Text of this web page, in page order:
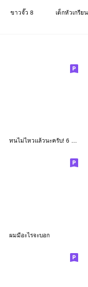
ขาวจั๊ว 8 เด็กหัวเกรีย
ทนไม่ไหวแล้วนะครับ! 6 : ยิ้มทั้งน้ำตา
ผมมีอะไรจะบอก